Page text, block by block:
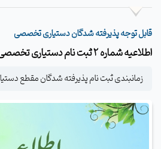
قابل توجه پذیرفته شدگان دستیاری تخصصی
اطلاعیه شماره 2 ثبت نام دستیاری تخصصی سال تحصیلی 1400-1399
زمانبندی ثبت نام پذیرفته شدگان مقطع